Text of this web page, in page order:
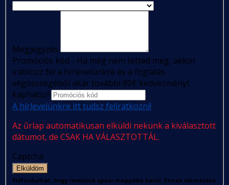
Megjegyzés
Promóciós kód - Ha még nem tetted meg, akkor
iratkozz fel a hírlevelünkre és a foglalás
végösszegéből akár további 80€ kedvezményt
kaphatsz!
A hírlevelünkre itt tudsz feliratkozni!
Az űrlap automatikusan elküldi nekünk a kiválasztott
dátumot, de CSAK HA VÁLASZTOTTÁL.
Captcha
Elküldöm
Előfordulhat, hogy levelünk spam mappába kerül. Ennek elkerülése